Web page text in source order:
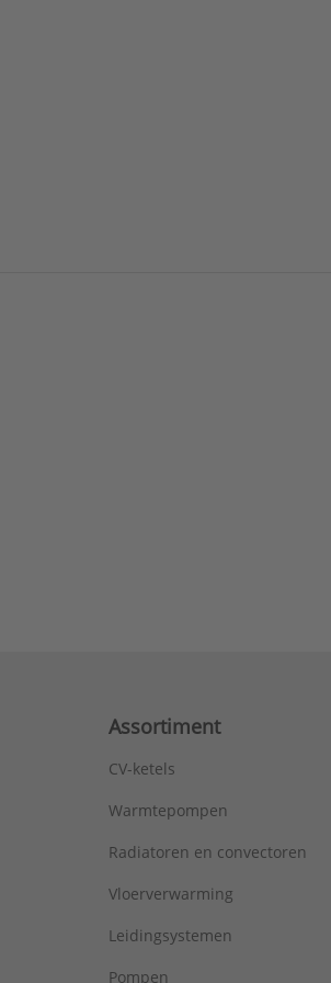
Assortiment
CV-ketels
Warmtepompen
Radiatoren en convectoren
Vloerverwarming
Leidingsystemen
Pompen